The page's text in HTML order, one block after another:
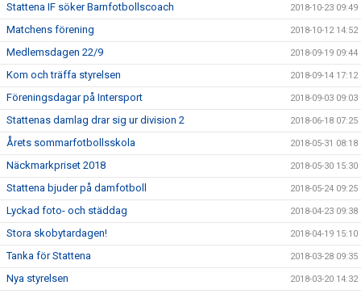
Stattena IF söker Barnfotbollscoach 2018-10-23 09:49
Matchens förening 2018-10-12 14:52
Medlemsdagen 22/9 2018-09-19 09:44
Kom och träffa styrelsen 2018-09-14 17:12
Föreningsdagar på Intersport 2018-09-03 09:03
Stattenas damlag drar sig ur division 2 2018-06-18 07:25
Årets sommarfotbollsskola 2018-05-31 08:18
Näckmarkpriset 2018 2018-05-30 15:30
Stattena bjuder på damfotboll 2018-05-24 09:25
Lyckad foto- och städdag 2018-04-23 09:38
Stora skobytardagen! 2018-04-19 15:10
Tanka för Stattena 2018-03-28 09:35
Nya styrelsen 2018-03-20 14:32